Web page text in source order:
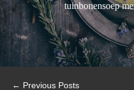
tuinbonensoep
← Previous Posts